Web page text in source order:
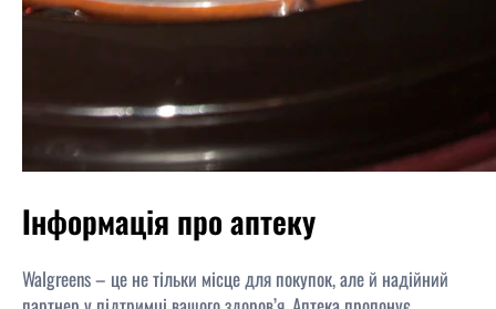
Інформація про аптеку
Walgreens – це не тільки місце для покупок, але й надійний